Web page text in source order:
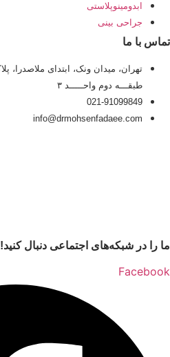
ابدومینوپلاستی
جراحی بینی
تماس با ما
طبقـــه دوم واحـــــد ۳
021-91099849
info@drmohsenfadaee.com
ما را در شبکه‌های اجتماعی دنبال کنید!
Facebook